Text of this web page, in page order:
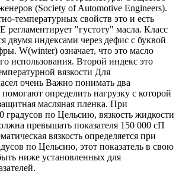
(Society of Automotive Engineers).
температурных свойств это и есть
регламентирует "густоту" масла. Класс
двумя индексами через дефис с буквой
W(winter) означает, что это масло
использования. Второй индекс это
вязкости Для
очень Важно понимать два
помогают определить нагрузку с которой
масляная пленка. При
градусов по Цельсию, вязкость жидкости
превышать показателя 150 000 сП
вязкость определяется при
по Цельсию, этот показатель в свою
ниже установленных для